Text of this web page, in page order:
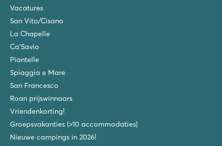
Vacatures
San Vito/Cisano
La Chapelle
Ca'Savio
Piantelle
Spiaggia e Mare
San Francesco
Roan prijswinnaars
Vriendenkorting!
Groepsvakanties (>10 accommodaties)
Nieuwe campings in 2026!